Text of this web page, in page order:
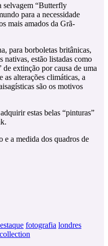
selvagem “Butterfly
para a necessidade
mais amados da Grã-
para borboletas britânicas,
nativas, estão listadas como
de extinção por causa de uma
as alterações climáticas, a
são os motivos
estas belas “pinturas”
e a medida dos quadros de
fotografia londres